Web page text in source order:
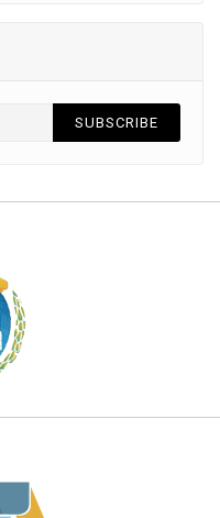
SUBSCRIBE